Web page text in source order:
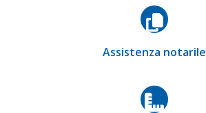
Assistenza notarile